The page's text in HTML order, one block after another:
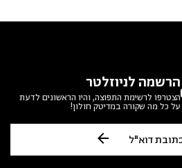
הרשמה לניוזלטר
הצטרפו לרשימת התפוצה, והיו הראשונים לדעת
על כל מה שקורה במדיטק חולון!